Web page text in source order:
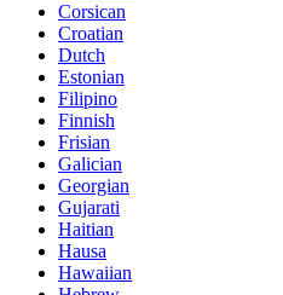
Corsican
Croatian
Dutch
Estonian
Filipino
Finnish
Frisian
Galician
Georgian
Gujarati
Haitian
Hausa
Hawaiian